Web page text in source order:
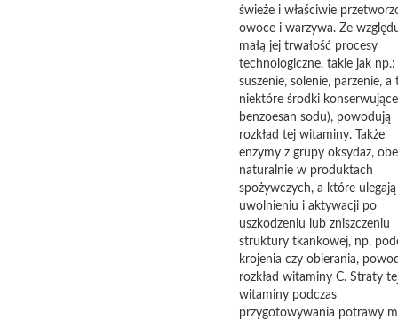
świeże i właściwie
owoce i warzywa. Ze
małą jej trwałość procesy
technologiczne, takie jak np.:
suszenie, solenie, parzenie, a
niektóre środki
benzoesan sodu), powodują
rozkład tej witaminy. Także
enzymy z grupy oksydaz,
naturalnie w produktach
spożywczych, a które ulegają
uwolnieniu i aktywacji po
uszkodzeniu lub zniszczeniu
struktury tkankowej, np.
krojenia czy obierania,
rozkład witaminy C. Straty
witaminy podczas
przygotowywania potrawy